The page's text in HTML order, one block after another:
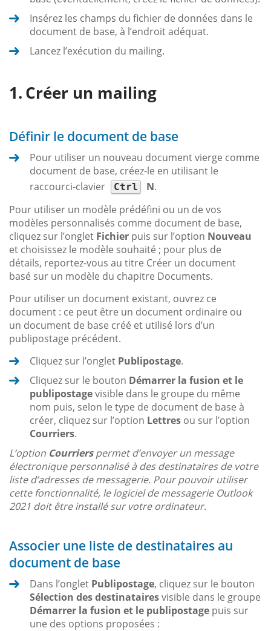
Insérez les champs du fichier de données dans le
document de base, à l’endroit adéquat.
Lancez l’exécution du mailing.
Créer un mailing
Définir le document de base
Pour utiliser un nouveau document vierge comme
document de base, créez-le en utilisant le
raccourci-clavier
Ctrl N.
Pour utiliser un modèle prédéfini ou un de vos
modèles personnalisés comme document de base,
cliquez sur l’onglet Fichier puis sur l’option Nouveau
et choisissez le modèle souhaité ; pour plus de
détails, reportez-vous au titre Créer un document
basé sur un modèle du chapitre Documents.
Pour utiliser un document existant, ouvrez ce
document : ce peut être un document ordinaire ou
un document de base créé et utilisé lors d’un
publipostage précédent.
Cliquez sur l’onglet Publipostage.
Cliquez sur le bouton Démarrer la fusion et le
publipostagevisible dans le groupe du même
nom puis, selon le type de document de base à
créer, cliquez sur l’option Lettres ou sur l’option
Courriers.
L’option Courrierspermet d’envoyer un message
électronique personnalisé à des destinataires de votre
liste d’adresses de messagerie. Pour pouvoir utiliser
cette fonctionnalité, le logiciel de messagerie Outlook
2021 doit être installé sur votre ordinateur.
Associer une liste de destinataires au
document de base
Dans l’onglet Publipostage, cliquez sur le bouton
Sélection des destinatairesvisible dans le groupe
Démarrer la fusion et le publipostage puis sur
une des options proposées :